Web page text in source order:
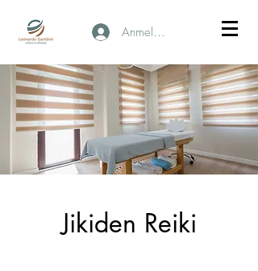
Anmelden
Jikiden Reiki